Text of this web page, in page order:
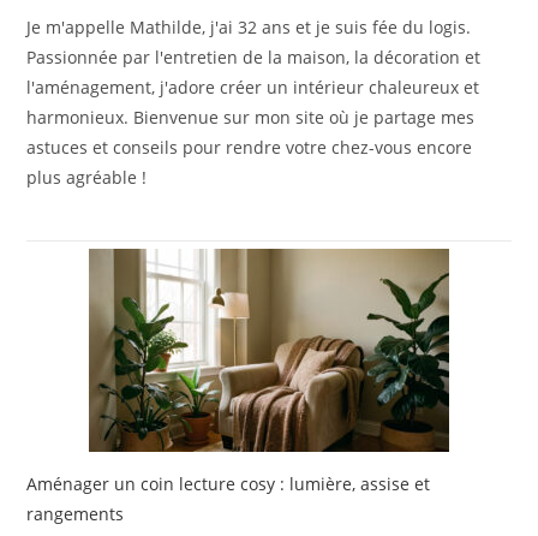
Je m'appelle Mathilde, j'ai 32 ans et je suis fée du logis.
Passionnée par l'entretien de la maison, la décoration et
l'aménagement, j'adore créer un intérieur chaleureux et
harmonieux. Bienvenue sur mon site où je partage mes
astuces et conseils pour rendre votre chez-vous encore
plus agréable !
Aménager un coin lecture cosy : lumière, assise et
rangements